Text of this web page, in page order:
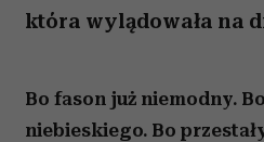
która wylądowała na
Bo fason już niemodny.
niebieskiego. Bo